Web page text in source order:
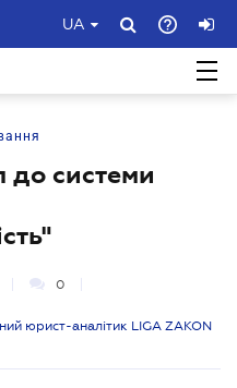
UA
до системи
0
юрист-аналітик LIGA ZAKON